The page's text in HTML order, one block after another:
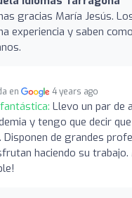
gracias María Jesús.
experiencia y saben
en 4 years ago
Llevo un par de
y tengo que decir
Disponen de grandes
haciendo su trabajo.